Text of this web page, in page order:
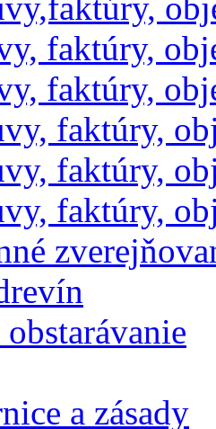
faktúry,
faktúry,
faktúry,
faktúry,
faktúry,
a zásady